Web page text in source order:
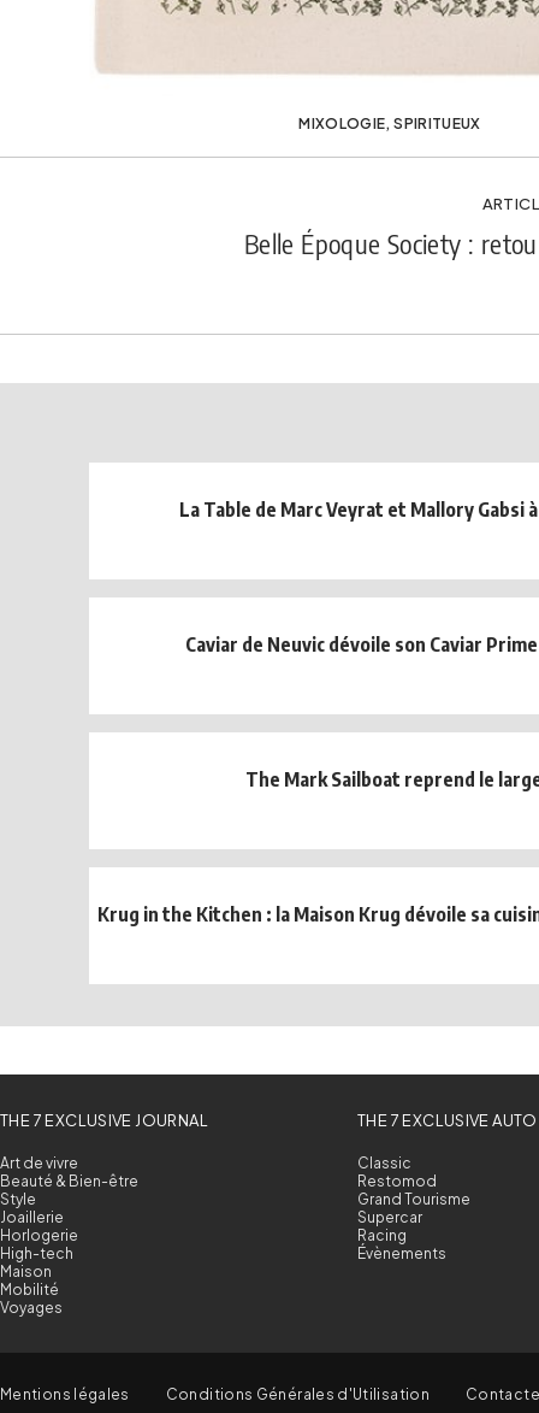
MIXOLOGIE,SPIRITUEUX
Belle Époque Society :
La Table de Marc Veyrat et Mallory Gabsi
Caviar de Neuvic dévoile son Caviar
The Mark Sailboat reprend le
Krug in the Kitchen : la Maison Krug dévoile sa
THE 7 EXCLUSIVE JOURNAL
Art de vivre
Beauté & Bien-être
Style
Joaillerie
Horlogerie
High-tech
Maison
Mobilité
Voyages
THE 7 EXCLUSIVE AUTO
Classic
Restomod
Grand Tourisme
Supercar
Racing
Évènements
Mentions légales Conditions Générales d'Utilisation